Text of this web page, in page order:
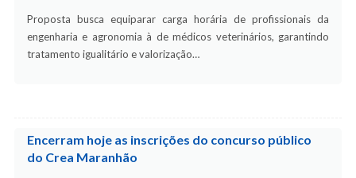
Proposta busca equiparar carga horária de profissionais da
engenharia e agronomia à de médicos veterinários, garantindo
tratamento igualitário e valorização…
Encerram hoje as inscrições do concurso público
do Crea Maranhão